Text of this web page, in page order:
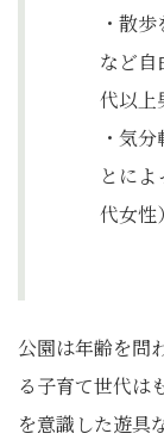
・散
など自
代以上
・気
とに
代女性）
公園は年齢を問
る子育て世代は
を意識した遊具